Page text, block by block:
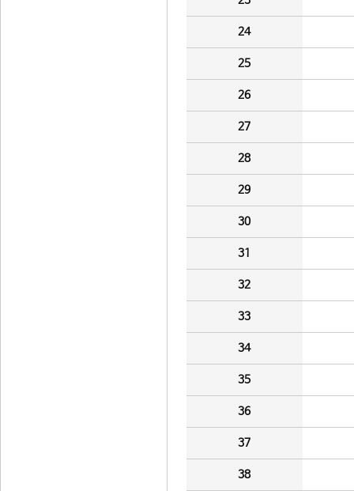
24
25
26
27
28
29
30
31
32
33
34
35
36
37
38